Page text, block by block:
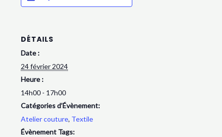
DÉTAILS
Date :
24 février 2024
Heure :
14h00 - 17h00
Catégories d’Évènement:
Atelier couture, Textile
Évènement Tags: